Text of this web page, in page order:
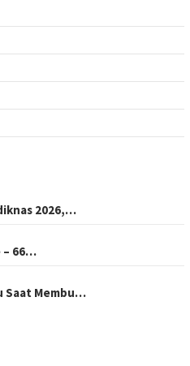
2026,…
– 66…
Saat Membu…